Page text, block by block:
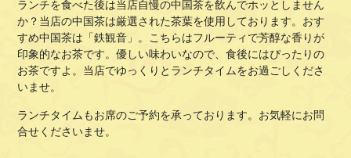
ランチを食べた後は当店自慢の中国茶を飲んでホッとしません
か？当店の中国茶は厳選された茶葉を使用しております。おす
すめ中国茶は「鉄観音」。こちらはフルーティで芳醇な香りが
印象的なお茶です。優しい味わいなので、食後にはぴったりの
お茶ですよ。当店でゆっくりとランチタイムをお過ごしくださ
いませ。
ランチタイムもお席のご予約を承っております。お気軽にお問
合せくださいませ。